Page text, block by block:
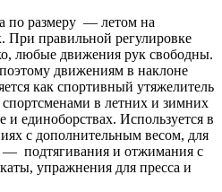
по размеру — летом на
При правильной регулировке
любые движения рук свободны.
движениям в наклоне
как спортивный утяжелитель
в летних и зимних
и единоборствах. Используется в
с дополнительным весом, для
подтягивания и отжимания с
упражнения для пресса и